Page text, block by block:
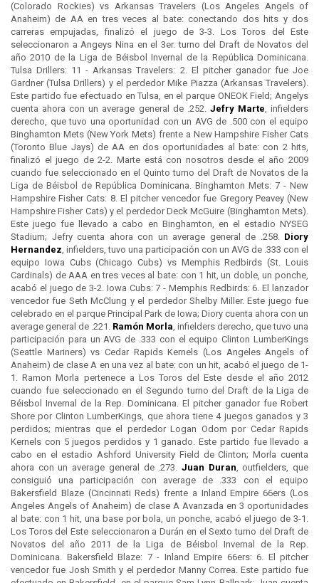
(Colorado Rockies) vs Arkansas Travelers (Los Angeles Angels of
Anaheim) de AA en tres veces al bate: conectando dos hits y dos
carreras empujadas, finalizó el juego de 3-3. Los Toros del Este
seleccionaron a Angeys Nina en el 3er. turno del Draft de Novatos del
año 2010 de la Liga de Béisbol Invernal de la República Dominicana.
Tulsa Drillers: 11 - Arkansas Travelers: 2. El pitcher ganador fue Joe
Gardner (Tulsa Drillers) y el perdedor Mike Piazza (Arkansas Travelers).
Este partido fue efectuado en Tulsa, en el parque ONEOK Field; Angelys
cuenta ahora con un average general de .252. Jefry Marte, infielders
derecho, que tuvo una oportunidad con un AVG de .500 con el equipo
Binghamton Mets (New York Mets) frente a New Hampshire Fisher Cats
(Toronto Blue Jays) de AA en dos oportunidades al bate: con 2 hits,
finalizó el juego de 2-2. Marte está con nosotros desde el año 2009
cuando fue seleccionado en el Quinto turno del Draft de Novatos de la
Liga de Béisbol de República Dominicana. Binghamton Mets: 7 - New
Hampshire Fisher Cats: 8. El pitcher vencedor fue Gregory Peavey (New
Hampshire Fisher Cats) y el perdedor Deck McGuire (Binghamton Mets).
Este juego fue llevado a cabo en Binghamton, en el estadio NYSEG
Stadium; Jefry cuenta ahora con un average general de .258. Diory
Hernandez, infielders, tuvo una participación con un AVG de .333 con el
equipo Iowa Cubs (Chicago Cubs) vs Memphis Redbirds (St. Louis
Cardinals) de AAA en tres veces al bate: con 1 hit, un doble, un ponche,
acabó el juego de 3-2. Iowa Cubs: 7 - Memphis Redbirds: 6. El lanzador
vencedor fue Seth McClung y el perdedor Shelby Miller. Este juego fue
celebrado en el parque Principal Park de Iowa; Diory cuenta ahora con un
average general de .221. Ramón Morla, infielders derecho, que tuvo una
participación para un AVG de .333 con el equipo Clinton LumberKings
(Seattle Mariners) vs Cedar Rapids Kernels (Los Angeles Angels of
Anaheim) de clase A en una vez al bate: con un hit, acabó el juego de 1-
1. Ramon Morla pertenece a Los Toros del Este desde el año 2012
cuando fue seleccionado en el Segundo turno del Draft de la Liga de
Béisbol Invernal de la Rep. Dominicana. El pitcher ganador fue Robert
Shore por Clinton LumberKings, que ahora tiene 4 juegos ganados y 3
perdidos; mientras que el perdedor Logan Odom por Cedar Rapids
Kernels con 5 juegos perdidos y 1 ganado. Este partido fue llevado a
cabo en el estadio Ashford University Field de Clinton; Morla cuenta
ahora con un average general de .273. Juan Duran, outfielders, que
consiguió una participación con average de .333 con el equipo
Bakersfield Blaze (Cincinnati Reds) frente a Inland Empire 66ers (Los
Angeles Angels of Anaheim) de clase A Avanzada en 3 oportunidades
al bate: con 1 hit, una base por bola, un ponche, acabó el juego de 3-1.
Los Toros del Este seleccionaron a Durán en el Sexto turno del Draft de
Novatos del año 2011 de la Liga de Béisbol Invernal de la Rep.
Dominicana. Bakersfield Blaze: 7 - Inland Empire 66ers: 6. El pitcher
vencedor fue Josh Smith y el perdedor Manny Correa. Este partido fue